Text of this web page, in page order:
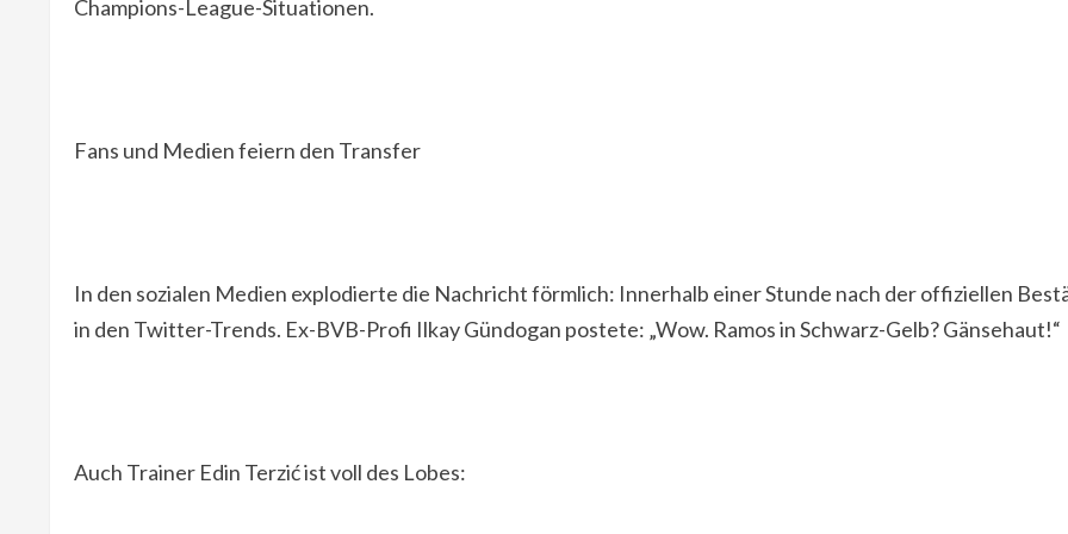
Champions-League-Situationen.
Fans und Medien feiern den Transfer
In den sozialen Medien explodierte die Nachricht förmlich: Innerhalb einer Stunde nach der offiziellen
in den Twitter-Trends. Ex-BVB-Profi Ilkay Gündogan postete: „Wow. Ramos in Schwarz-Gelb? Gänsehaut!“
Auch Trainer Edin Terzić ist voll des Lobes: